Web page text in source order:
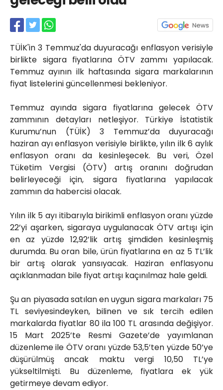
TÜİK'in 3 Temmuz'da duyuracağı enflasyon verisiyle
birlikte sigara fiyatlarına ÖTV zammı yapılacak.
Temmuz ayının ilk haftasında sigara markalarının
fiyat listelerini güncellenmesi bekleniyor.
Temmuz ayında sigara fiyatlarına gelecek ÖTV
zammının detayları netleşiyor. Türkiye İstatistik
Kurumu’nun (TÜİK) 3 Temmuz’da duyuracağı
haziran ayı enflasyon verisiyle birlikte, yılın ilk 6 aylık
enflasyon oranı da kesinleşecek. Bu veri, Özel
Tüketim Vergisi (ÖTV) artış oranını doğrudan
belirleyeceği için, sigara fiyatlarına yapılacak
zammın da habercisi olacak.
Yılın ilk 5 ayı itibarıyla birikimli enflasyon oranı yüzde
22’yi aşarken, sigaraya uygulanacak ÖTV artışı için
en az yüzde 12,92’lik artış şimdiden kesinleşmiş
durumda. Bu oran bile, ürün fiyatlarına en az 5 TL’lik
bir artış olarak yansıyacak. Haziran enflasyonu
açıklanmadan bile fiyat artışı kaçınılmaz hale geldi.
Şu an piyasada satılan en uygun sigara markaları 75
TL seviyesindeyken, bilinen ve sık tercih edilen
markalarda fiyatlar 80 ila 100 TL arasında değişiyor.
15 Mart 2025’te Resmi Gazete’de yayımlanan
düzenleme ile ÖTV oranı yüzde 53,5’ten yüzde 50’ye
düşürülmüş ancak maktu vergi 10,50 TL’ye
yükseltilmişti. Bu düzenleme, fiyatlara ek yük
getirmeye devam ediyor.
Yahya Kaptan Mahallesi
Akkavaklar Caddesi No:17/4 İzmit-
kocaelisokak@gmail.com